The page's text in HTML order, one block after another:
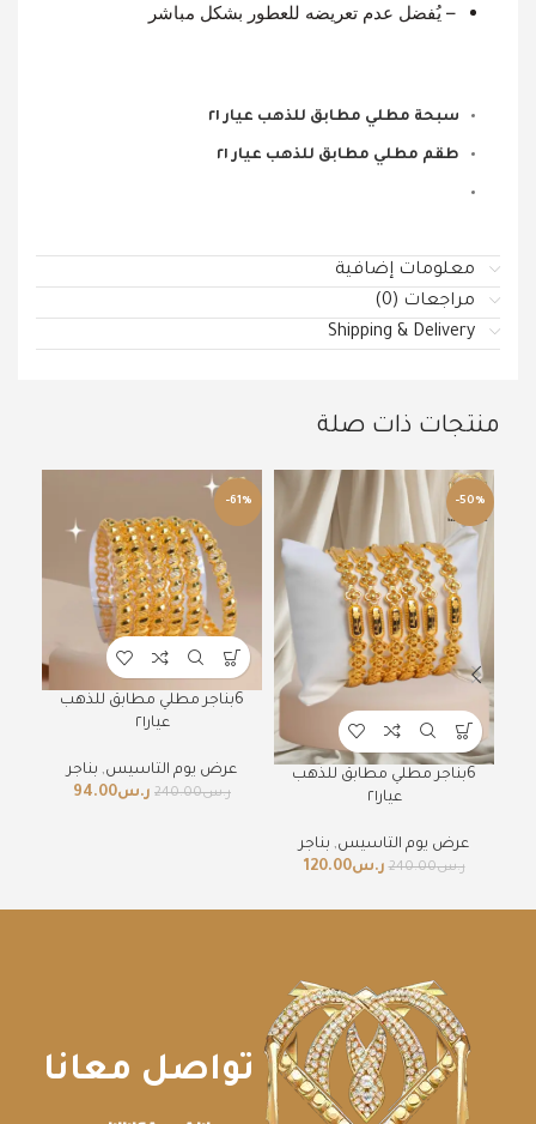
– يُفضل عدم تعريضه للعطور بشكل مباشر
سبحة مطلي مطابق للذهب عيار ٢١
طقم مطلي مطابق للذهب عيار ٢١
معلومات إضافية
مراجعات (0)
Shipping & Delivery
منتجات ذات صلة
-50%
6بناجر مطلي مطابق للذهب
عيار٢١
عرض يوم التاسيس, بناجر
ر.س240.00 ر.س120.00
-61%
6بناجر مطلي مطابق للذهب
عيار٢١
عرض يوم التاسيس, بناجر
ر.س240.00 ر.س94.00
تواصل معانا